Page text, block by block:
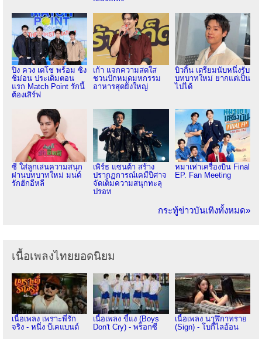
ปิง ควง เตโช พร้อม ซิง
ชิม่อน ประเดิมตอน
แรก Match Point รักนี้
ต้องเสิร์ฟ
เก้า แจกความสดใส
ชวนปักหมุดมหกรรม
อาหารสุดยิ่งใหญ่
บิวกิ้น เตรียมนับหนึ่งรับ
บทบาทใหม่ ยากแต่เป็น
ไปได้
ซี ใส่ลูกเล่นความสนุก
ผ่านบทบาทใหม่ มนต์
รักฮักอีหลี
เพิร์ธ แซนต้า สร้าง
ปรากฏการณ์เคมีปีศาจ
จัดเต็มความสนุกทะลุ
ปรอท
หมาเห่าเครื่องบิน Final
EP. Fan Meeting
กระทู้ข่าวบันเทิงทั้งหมด»
เนื้อเพลงไทยยอดนิยม
เนื้อเพลง เพราะพี่รัก
จริง - หนึ่ง บีเคแบนด์
เนื้อเพลง ขี้แง (Boys
Don't Cry) - พร็อกซี
เนื้อเพลง นาฬิกาทราย
(Sign) - โบกี้ไลอ้อน